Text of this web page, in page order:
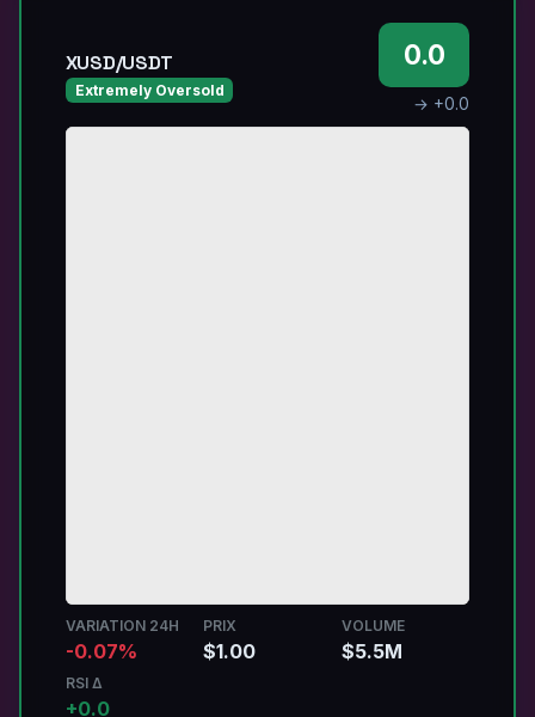
XUSD/USDT
Extremely Oversold
0.0
→ +0.0
VARIATION 24H
-0.07%
RSI Δ
+0.0
PRIX
$1.00
VOLUME
$5.5M